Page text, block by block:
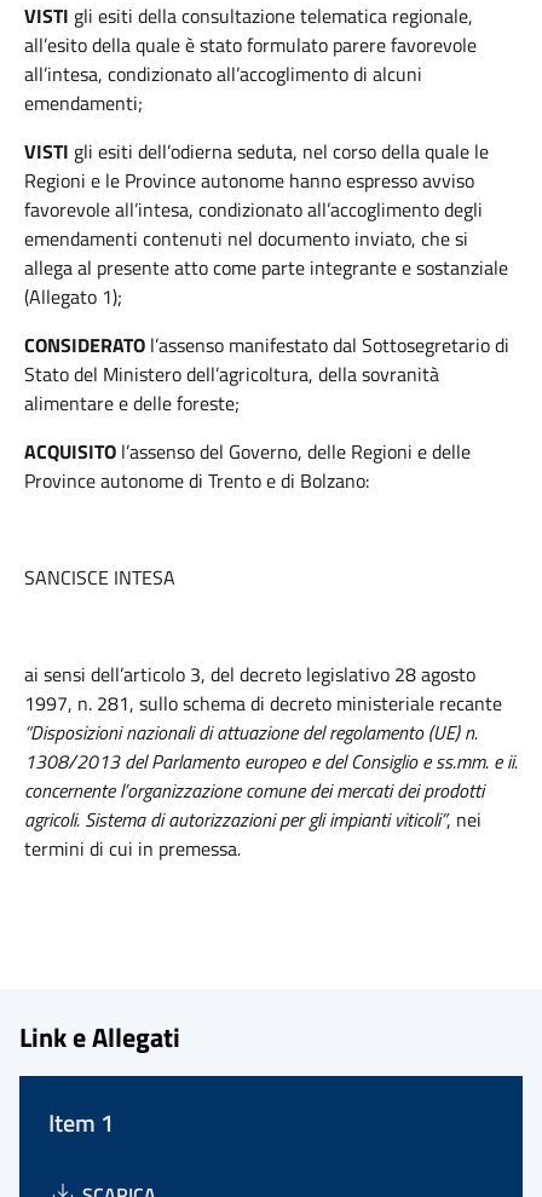
VISTI gli esiti della consultazione telematica regionale,
all’esito della quale è stato formulato parere favorevole
all’intesa, condizionato all’accoglimento di alcuni
emendamenti;
VISTI gli esiti dell’odierna seduta, nel corso della quale le
Regioni e le Province autonome hanno espresso avviso
favorevole all’intesa, condizionato all’accoglimento degli
emendamenti contenuti nel documento inviato, che si
allega al presente atto come parte integrante e sostanziale
(Allegato 1);
CONSIDERATO l’assenso manifestato dal Sottosegretario di
Stato del Ministero dell’agricoltura, della sovranità
alimentare e delle foreste;
ACQUISITO l’assenso del Governo, delle Regioni e delle
Province autonome di Trento e di Bolzano:
SANCISCE INTESA
ai sensi dell’articolo 3, del decreto legislativo 28 agosto
1997, n. 281, sullo schema di decreto ministeriale recante
“Disposizioni nazionali di attuazione del regolamento (UE) n.
1308/2013 del Parlamento europeo e del Consiglio e ss.mm. e ii.
concernente l’organizzazione comune dei mercati dei prodotti
agricoli. Sistema di autorizzazioni per gli impianti viticoli”, nei
termini di cui in premessa.
Link e Allegati
Item 1